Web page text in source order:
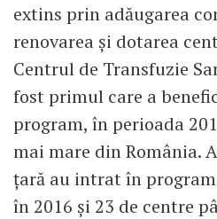
extins prin adăugarea
renovarea și dotarea
Centrul de Transfuzie
fost primul care a
program, în perioada
mai mare din România.
țară au intrat în
în 2016 și 23 de centre